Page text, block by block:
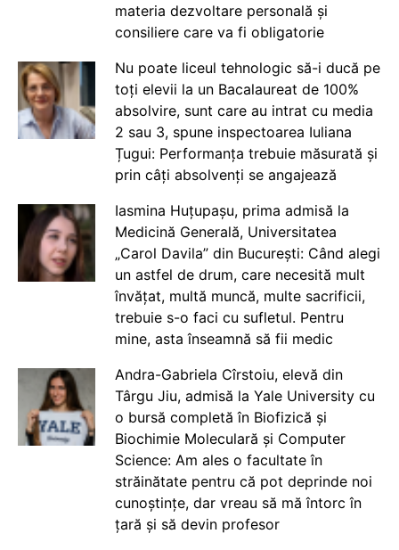
materia dezvoltare personală și
consiliere care va fi obligatorie
Nu poate liceul tehnologic să-i ducă pe
toți elevii la un Bacalaureat de 100%
absolvire, sunt care au intrat cu media
2 sau 3, spune inspectoarea Iuliana
Țugui: Performanța trebuie măsurată și
prin câți absolvenți se angajează
Iasmina Huțupașu, prima admisă la
Medicină Generală, Universitatea
„Carol Davila” din București: Când alegi
un astfel de drum, care necesită mult
învățat, multă muncă, multe sacrificii,
trebuie s-o faci cu sufletul. Pentru
mine, asta înseamnă să fii medic
Andra-Gabriela Cîrstoiu, elevă din
Târgu Jiu, admisă la Yale University cu
o bursă completă în Biofizică și
Biochimie Moleculară și Computer
Science: Am ales o facultate în
străinătate pentru că pot deprinde noi
cunoștințe, dar vreau să mă întorc în
țară și să devin profesor